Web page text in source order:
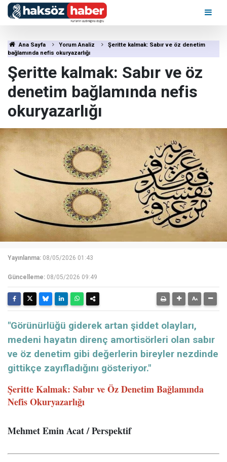
Ana Sayfa Yorum Analiz
Şeritte kalmak: Sabır ve öz denetim
bağlamında nefis okuryazarlığı
Şeritte kalmak: Sabır ve öz
denetim bağlamında nefis
okuryazarlığı
Yayınlanma: 08/05/2026 01:43
Güncelleme: 08/05/2026 09:49
"Görünürlüğü giderek artan şiddet olayları,
medeni hayatın direnç amortisörleri olan sabır
ve öz denetim gibi değerlerin bireyler nezdinde
gittikçe zayıfladığını gösteriyor."
Şeritte Kalmak: Sabır ve Öz Denetim Bağlamında
Nefis Okuryazarlığı
Mehmet Emin Acat / Perspektif